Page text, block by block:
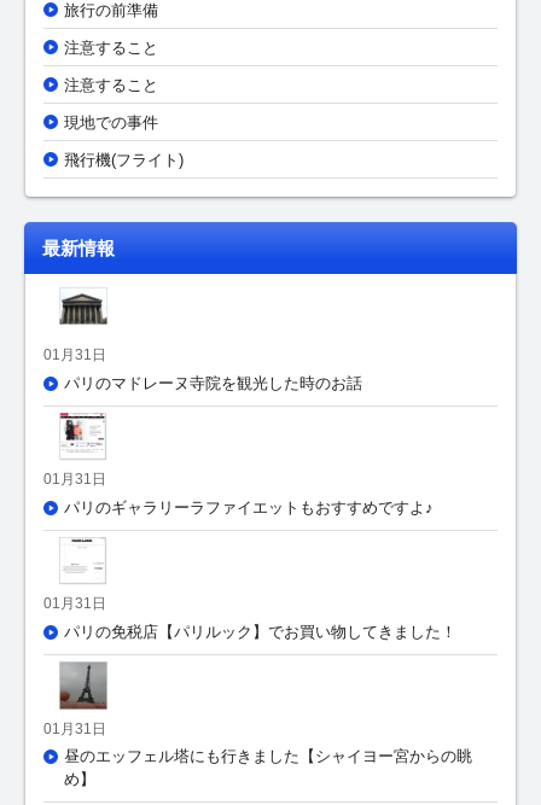
旅行の前準備
注意すること
注意すること
現地での事件
飛行機(フライト)
最新情報
01月31日
パリのマドレーヌ寺院を観光した時のお話
01月31日
パリのギャラリーラファイエットもおすすめですよ♪
01月31日
パリの免税店【パリルック】でお買い物してきました！
01月31日
昼のエッフェル塔にも行きました【シャイヨー宮からの眺
め】